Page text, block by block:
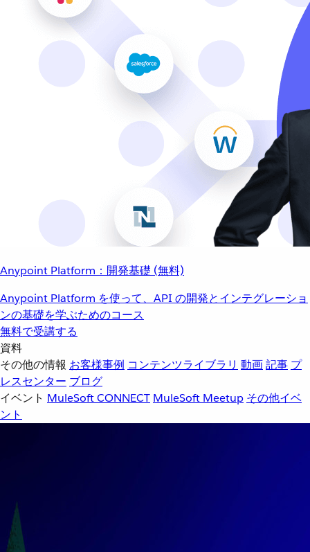
Anypoint Platform：開発基礎 (無料)
Anypoint Platform を使って、API の開発とインテグレーショ
ンの基礎を学ぶためのコース
無料で受講する
資料
その他の情報 お客様事例 コンテンツライブラリ 動画記事 プ
レスセンター ブログ
イベント MuleSoft CONNECT MuleSoft Meetup その他イベ
ント